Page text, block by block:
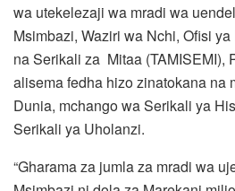
wa utekelezaji wa mradi wa
Msimbazi, Waziri wa Nchi, Ofisi
na Serikali za Mitaa (TAMISEMI),
alisema fedha hizo zinatokana na
Dunia, mchango wa Serikali ya
Serikali ya Uholanzi.
“Gharama za jumla za mradi wa